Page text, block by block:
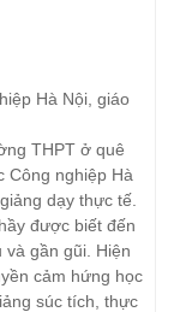
Hà Nội, giáo
THPT ở quê
Công nghiệp Hà
dạy thực tế.
được biết đến
gần gũi. Hiện
cảm hứng học
súc tích, thực